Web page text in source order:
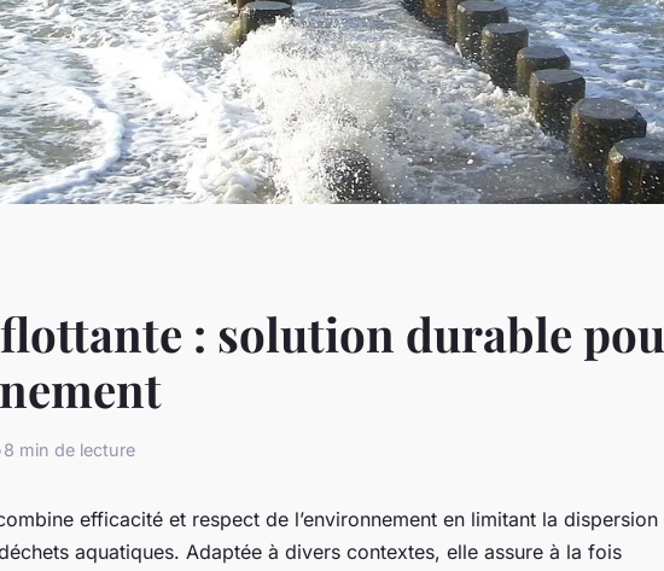
: solution durable
8 min de lecture
efficacité et respect de l’environnement en limitant la dispersion
aquatiques. Adaptée à divers contextes, elle assure à la fois